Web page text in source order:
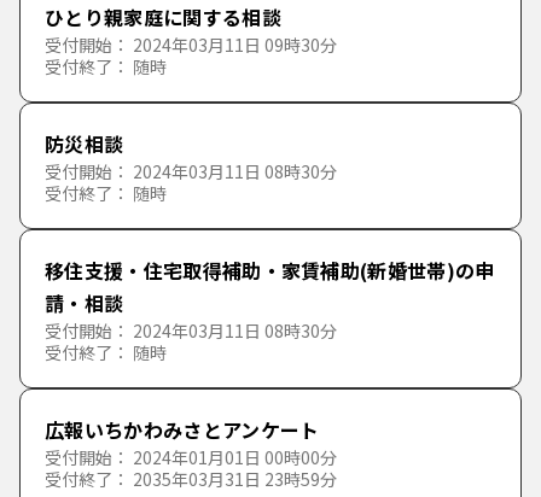
ひとり親家庭に関する相談
受付開始： 2024年03月11日 09時30分
受付終了： 随時
防災相談
受付開始： 2024年03月11日 08時30分
受付終了： 随時
移住支援・住宅取得補助・家賃補助(新婚世帯)の申
請・相談
受付開始： 2024年03月11日 08時30分
受付終了： 随時
広報いちかわみさとアンケート
受付開始： 2024年01月01日 00時00分
受付終了： 2035年03月31日 23時59分